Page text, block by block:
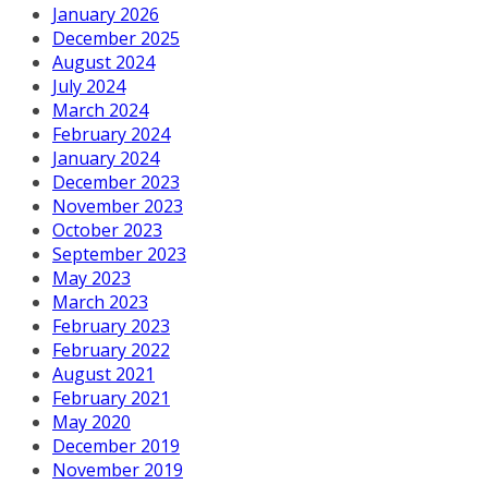
January 2026
December 2025
August 2024
July 2024
March 2024
February 2024
January 2024
December 2023
November 2023
October 2023
September 2023
May 2023
March 2023
February 2023
February 2022
August 2021
February 2021
May 2020
December 2019
November 2019